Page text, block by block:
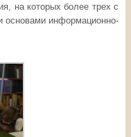
на которых более трех с
основами информационно-